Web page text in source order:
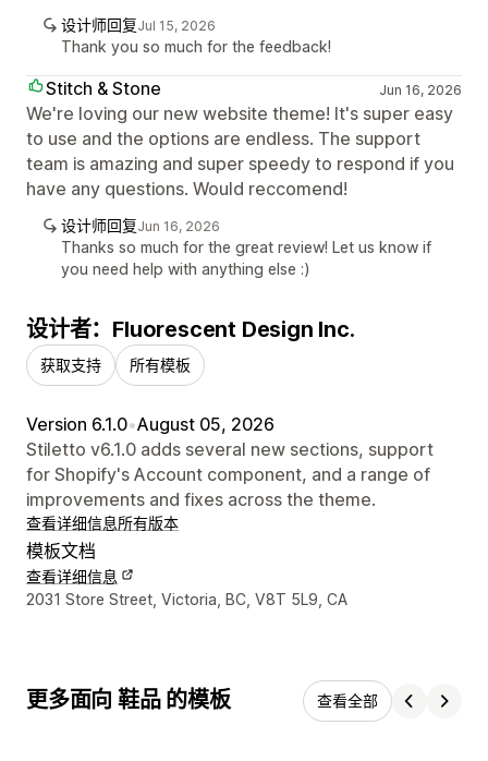
设计师回复Jul 15, 2026
Thank you so much for the feedback!
Stitch & Stone Jun 16, 2026
We're loving our new website theme! It's super easy
to use and the options are endless. The support
team is amazing and super speedy to respond if you
have any questions. Would reccomend!
设计师回复Jun 16, 2026
Thanks so much for the great review! Let us know if
you need help with anything else :)
设计者：Fluorescent Design Inc.
获取支持 所有模板
Version 6.1.0•August 05, 2026
Stiletto v6.1.0 adds several new sections, support
for Shopify's Account component, and a range of
improvements and fixes across the theme.
查看详细信息所有版本
模板文档
查看详细信息
设计师联系方式
2031 Store Street, Victoria, BC, V8T 5L9, CA
更多面向 鞋品 的模板 查看全部